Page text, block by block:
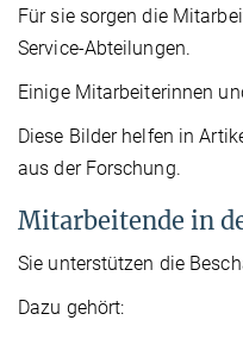
Für sie sorgen die
Service-Abteilungen.
Einige Mitarbeiterinnen
Diese Bilder helfen in
aus der Forschung.
Mitarbeitende in
Sie unterstützen die
Dazu gehört: